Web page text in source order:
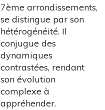
7ème arrondissements,
se distingue par son
hétérogénéité. Il
conjugue des
dynamiques
contrastées, rendant
son évolution
complexe à
appréhender.